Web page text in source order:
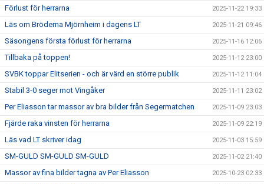
Förlust för herrarna 2025-11-22 19:33
Läs om Bröderna Mjörnheim i dagens LT 2025-11-21 09:46
Säsongens första förlust för herrarna 2025-11-16 12:06
Tillbaka på toppen! 2025-11-12 23:00
SVBK toppar Elitserien - och är värd en större publik 2025-11-12 11:04
Stabil 3-0 seger mot Vingåker 2025-11-11 23:02
Per Eliasson tar massor av bra bilder från Segermatchen 2025-11-09 23:03
Fjärde raka vinsten för herrarna 2025-11-09 22:19
Läs vad LT skriver idag 2025-11-03 15:59
SM-GULD SM-GULD SM-GULD 2025-11-02 21:40
Massor av fina bilder tagna av Per Eliasson 2025-10-23 02:33